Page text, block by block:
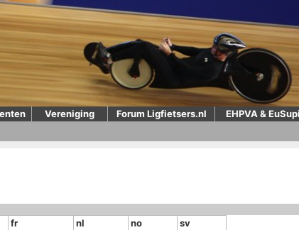
Vereniging Forum Ligfietsers.nl EHPVA &
fr nl no
sv